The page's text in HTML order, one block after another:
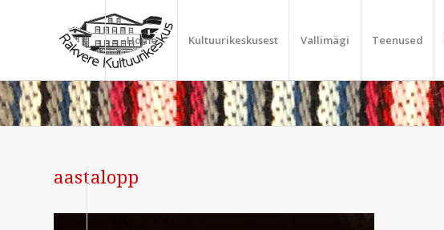
Home Kultuurikeskusest Vallimägi Teenused
aastalopp